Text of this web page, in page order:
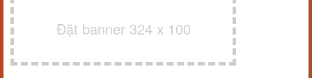
Đặt banner 324 x 100